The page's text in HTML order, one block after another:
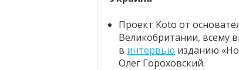
Проект Koto от
Великобритании, всему
в интервью изданию
Олег Гороховский.